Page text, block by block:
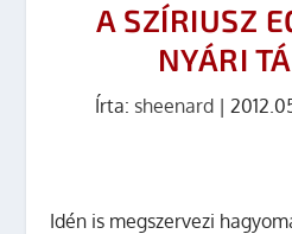
A SZÍRIUSZ
NYÁRI
Írta: sheenard |
Idén is megszervezi